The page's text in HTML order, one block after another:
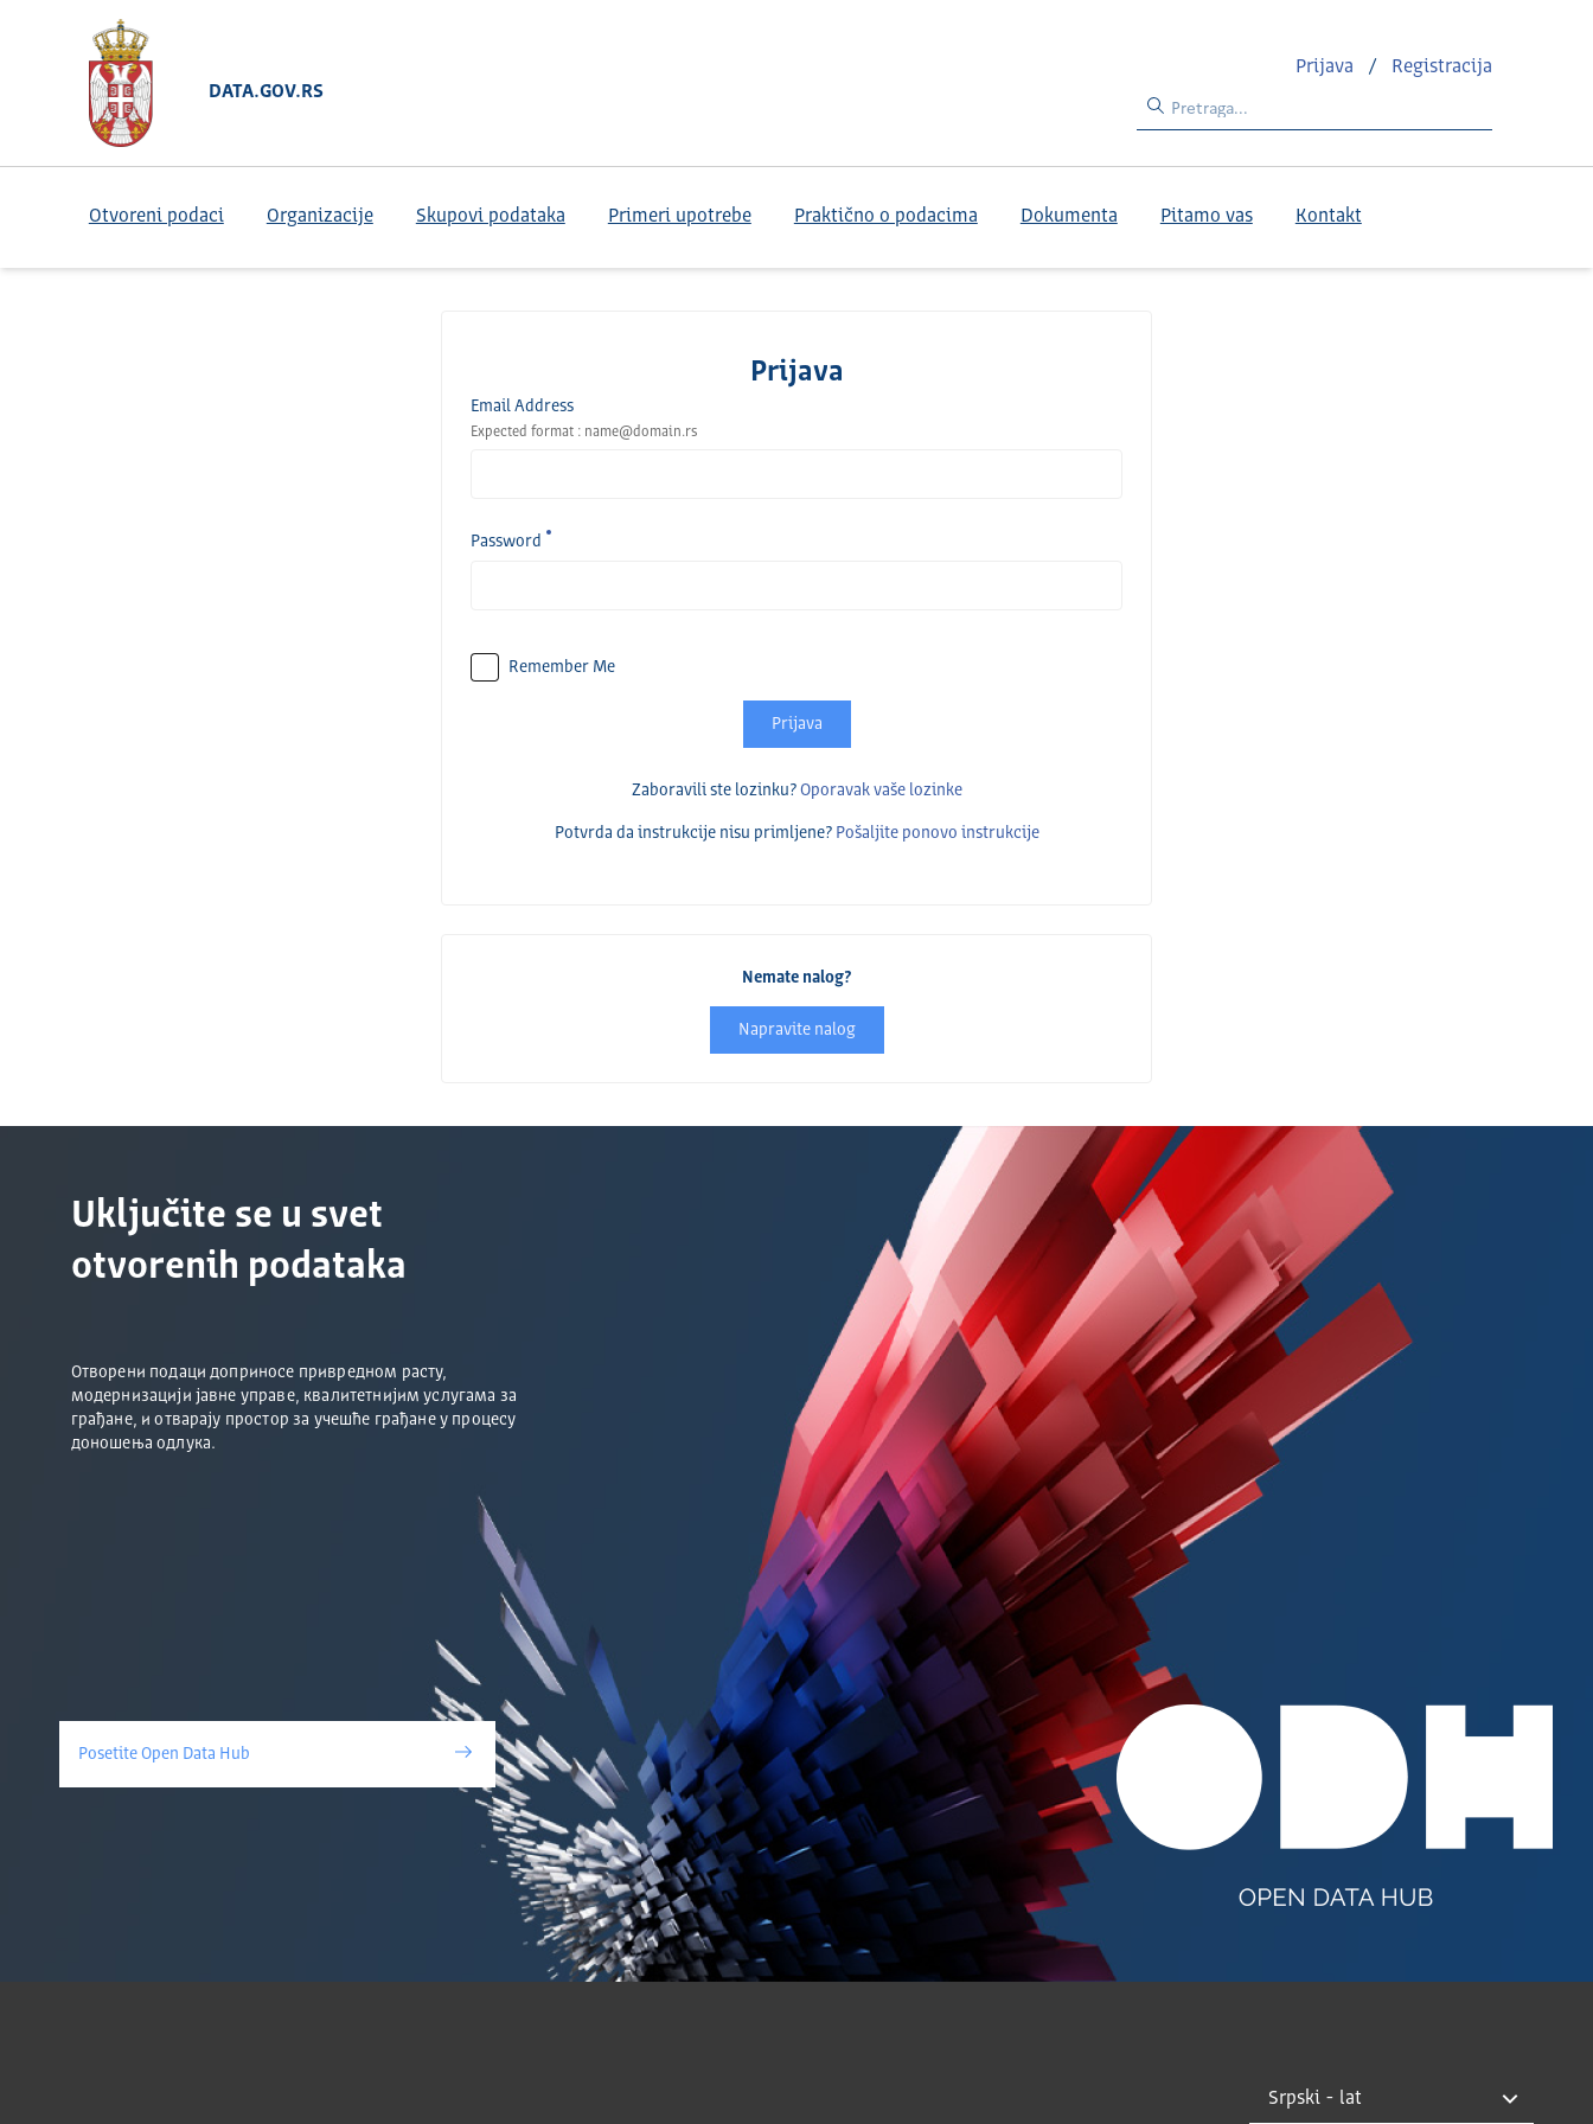
DATA.GOV.RS
Prijava / Registracija
Otvoreni podaci Organizacije Skupovi podataka Primeri upotrebe Praktično o podacima Dokumenta Pitamo vas Kontakt
Prijava
Email Address
Expected format : name@domain.rs
Password
Remember Me
Prijava
Zaboravili ste lozinku? Oporavak vaše lozinke
Potvrda da instrukcije nisu primlјene? Pošalјite ponovo instrukcije
Nemate nalog?
Napravite nalog
Uključite se u svet
otvorenih podataka
Отворени подаци доприносе привредном расту,
модернизацији јавне управе, квалитетнијим услугама за
грађане, и отварају простор за учешће грађане у процесу
доношења одлука.
Posetite Open Data Hub